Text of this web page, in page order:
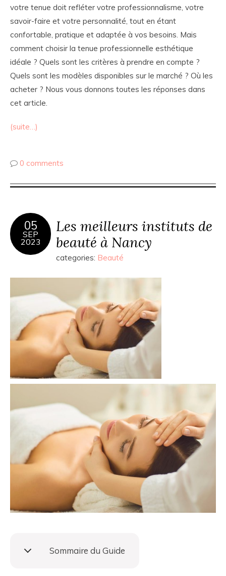
votre tenue doit refléter votre professionnalisme, votre
savoir-faire et votre personnalité, tout en étant
confortable, pratique et adaptée à vos besoins. Mais
comment choisir la tenue professionnelle esthétique
idéale ? Quels sont les critères à prendre en compte ?
Quels sont les modèles disponibles sur le marché ? Où les
acheter ? Nous vous donnons toutes les réponses dans
cet article.
(suite…)
0 comments
05
SEP
2023
Les meilleurs instituts de
beauté à Nancy
categories: Beauté
Sommaire du Guide